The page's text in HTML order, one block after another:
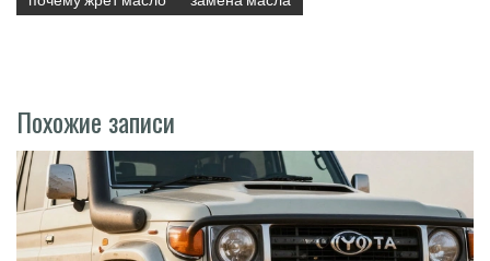
Похожие записи